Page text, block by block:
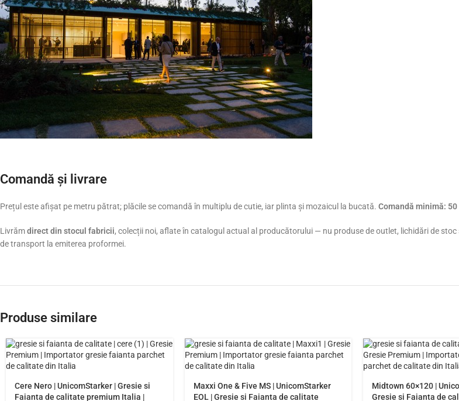
Comandă și livrare
Prețul este afișat pe metru pătrat; plăcile se comandă în multiplu de cutie, iar plinta și mozaicul la bucată. Comandă minimă: 50
Livrămdirect din stocul fabricii, colecții noi, aflate în catalogul actual al producătorului — nu produse de outlet, lichidări de
de transport la emiterea proformei.
Produse similare
Cere Nero | UnicomStarker | Gresie si
Faianta de calitate premium Italia |
Maxxi One & Five MS | UnicomStarker
EOL | Gresie si Faianta de calitate
Midtown 60×120 |
Gresie si Faianta de